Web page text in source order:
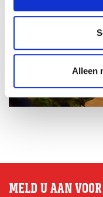
Alleen
MELD U AAN